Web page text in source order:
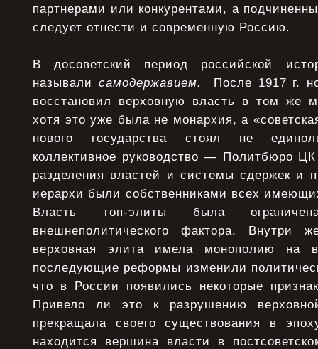
партнерами или конкурентами, а
следует отнести и современную Россию.
В досоветский период российской
называли самодержавием.
После 1917 г.
восстановил верховную власть в том же
хотя это уже была не монархия, а
нового государства стоял не
коллективное руководство — Политбюро
разделения властей и системы сдержек и
иерархи были собственниками всех
Власть топ-элиты была
внешнеполитического фактора. Внутри
верховная элита имела монополию на
последующие реформы изменили
что в России появились некоторые
Привело ли это к разрушению
прекращала своего существования в
находится вершина власти в